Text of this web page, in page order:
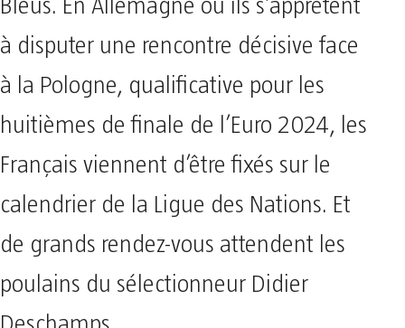
Bleus. En Allemagne où ils s’apprêtent
à disputer une rencontre décisive face
à la Pologne, qualificative pour les
huitièmes de finale de l’Euro 2024, les
Français viennent d’être fixés sur le
calendrier de la Ligue des Nations. Et
de grands rendez-vous attendent les
poulains du sélectionneur Didier